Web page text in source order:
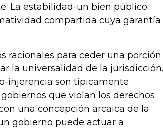
La estabilidad-un bien público
compartida cuya garantía
racionales para ceder una porción
la universalidad de la jurisdicción.
injerencia son típicamente
que violan los derechos
una concepción arcaica de la
gobierno puede actuar a